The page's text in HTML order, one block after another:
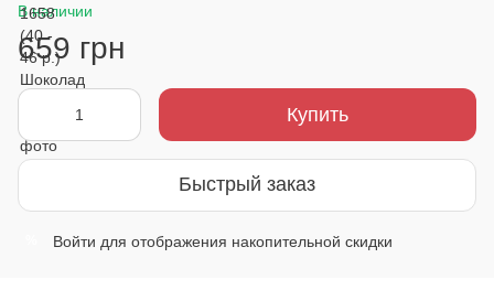
В наличии
659 грн
Купить
Быстрый заказ
Войти для отображения накопительной скидки